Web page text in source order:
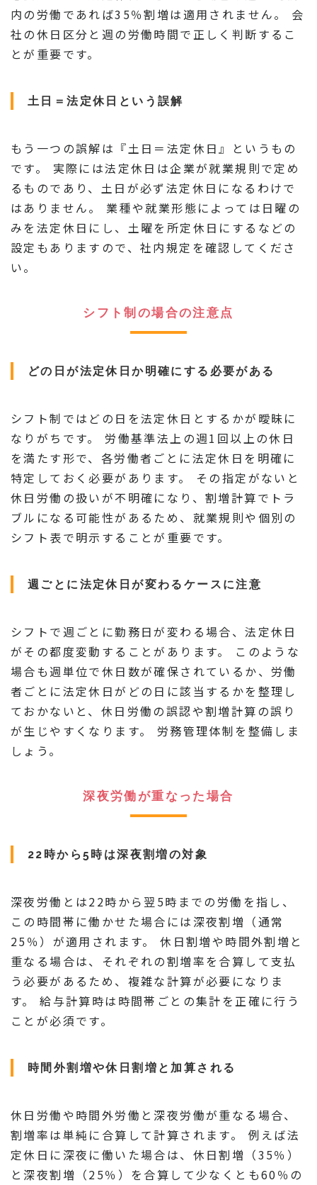
内の労働であれば35％割増は適用されません。 会
社の休日区分と週の労働時間で正しく判断するこ
とが重要です。
土日＝法定休日という誤解
もう一つの誤解は『土日＝法定休日』というもの
です。 実際には法定休日は企業が就業規則で定め
るものであり、土日が必ず法定休日になるわけで
はありません。 業種や就業形態によっては日曜の
みを法定休日にし、土曜を所定休日にするなどの
設定もありますので、社内規定を確認してくださ
い。
シフト制の場合の注意点
どの日が法定休日か明確にする必要がある
シフト制ではどの日を法定休日とするかが曖昧に
なりがちです。 労働基準法上の週1回以上の休日
を満たす形で、各労働者ごとに法定休日を明確に
特定しておく必要があります。 その指定がないと
休日労働の扱いが不明確になり、割増計算でトラ
ブルになる可能性があるため、就業規則や個別の
シフト表で明示することが重要です。
週ごとに法定休日が変わるケースに注意
シフトで週ごとに勤務日が変わる場合、法定休日
がその都度変動することがあります。 このような
場合も週単位で休日数が確保されているか、労働
者ごとに法定休日がどの日に該当するかを整理し
ておかないと、休日労働の誤認や割増計算の誤り
が生じやすくなります。 労務管理体制を整備しま
しょう。
深夜労働が重なった場合
22時から5時は深夜割増の対象
深夜労働とは22時から翌5時までの労働を指し、
この時間帯に働かせた場合には深夜割増（通常
25％）が適用されます。 休日割増や時間外割増と
重なる場合は、それぞれの割増率を合算して支払
う必要があるため、複雑な計算が必要になりま
す。 給与計算時は時間帯ごとの集計を正確に行う
ことが必須です。
時間外割増や休日割増と加算される
休日労働や時間外労働と深夜労働が重なる場合、
割増率は単純に合算して計算されます。 例えば法
定休日に深夜に働いた場合は、休日割増（35％）
と深夜割増（25％）を合算して少なくとも60％の